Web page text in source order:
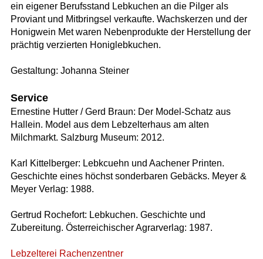
ein eigener Berufsstand Lebkuchen an die Pilger als
Proviant und Mitbringsel verkaufte. Wachskerzen und der
Honigwein Met waren Nebenprodukte der Herstellung der
prächtig verzierten Honiglebkuchen.
Gestaltung: Johanna Steiner
Service
Ernestine Hutter / Gerd Braun: Der Model-Schatz aus
Hallein. Model aus dem Lebzelterhaus am alten
Milchmarkt. Salzburg Museum: 2012.
Karl Kittelberger: Lebkcuehn und Aachener Printen.
Geschichte eines höchst sonderbaren Gebäcks. Meyer &
Meyer Verlag: 1988.
Gertrud Rochefort: Lebkuchen. Geschichte und
Zubereitung. Österreichischer Agrarverlag: 1987.
Lebzelterei Rachenzentner